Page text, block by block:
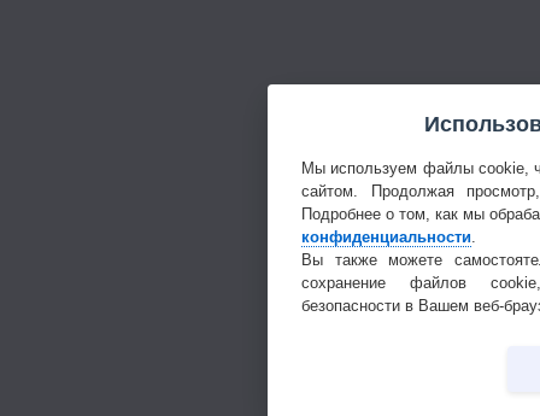
Мы используем файлы cookie,
сайтом. Продолжая
Подробнее о том, как мы
конфиденциальности.
Вы также можете
сохранение файлов
безопасности в Вашем веб-